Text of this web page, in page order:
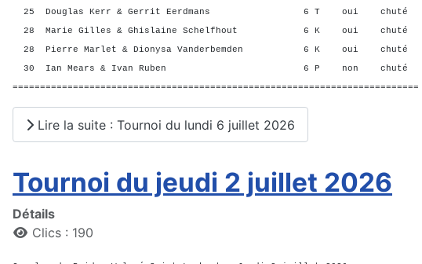
25 Douglas Kerr & Gerrit Eerdmans 6 T oui chuté
28 Marie Gilles & Ghislaine Schelfhout 6 K oui chuté
28 Pierre Marlet & Dionysa Vanderbemden 6 K oui chuté
30 Ian Mears & Ivan Ruben 6 P non chuté
==========================================================================
Lire la suite : Tournoi du lundi 6 juillet 2026
Tournoi du jeudi 2 juillet 2026
Détails
Clics : 190